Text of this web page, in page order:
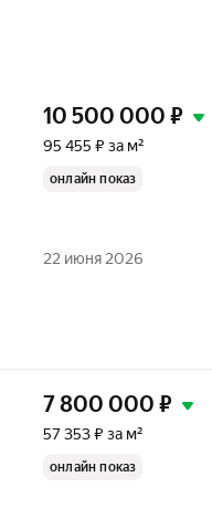
10 500 000 ₽
95 455 ₽ за м²
онлайн показ
22 июня 2026
7 800 000 ₽
57 353 ₽ за м²
онлайн показ